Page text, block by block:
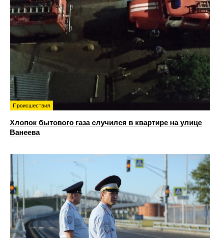
Происшествия
Хлопок бытового газа случился в квартире на улице
Ванеева